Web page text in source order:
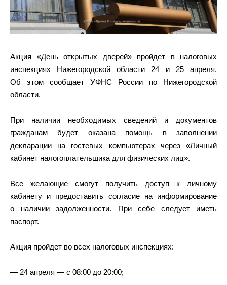
Акция «День открытых дверей» пройдет в налоговых
инспекциях Нижегородской области 24 и 25 апреля.
Об этом сообщает
УФНС России по Нижегородской
области.
При наличии необходимых сведений и документов
гражданам будет оказана помощь в заполнении
декларации на гостевых компьютерах через «Личный
кабинет налогоплательщика для физических лиц».
Все желающие смогут получить доступ к личному
кабинету и предоставить согласие на информирование
о наличии задолженности. При себе следует иметь
паспорт.
Акция пройдет во всех налоговых инспекциях:
— 24 апреля — с 08:00 до 20:00;